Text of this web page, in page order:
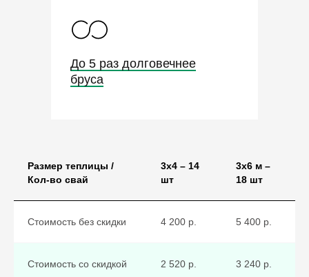
До 5 раз долговечнее
бруса
Размер теплицы /
Кол-во свай
3х4 – 14
шт
3х6 м –
18 шт
Стоимость без скидки 4 200 р. 5 400 р.
Стоимость со скидкой 2 520 р. 3 240 р.
или просто позвоните по
333-63-16